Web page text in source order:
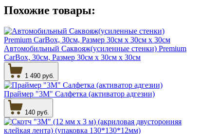
Похожие товары:
Автомобильный Саквояж(усиленные стенки) Premium
CarBox, 30см, Размер 30см х 30см х 30см
1 490 руб.
Праймер "3М" Салфетка (активатор адгезии)
140 руб.